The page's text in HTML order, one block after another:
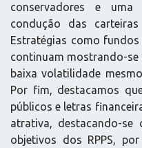
conservadores e
condução das
Estratégias como
continuam mostrando-se
baixa volatilidade
Por fim, destacamos
públicos e letras
atrativa, destacando-se
objetivos dos RPPS,